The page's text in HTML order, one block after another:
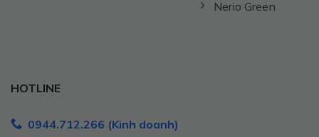
Nerio Green
HOTLINE
0944.712.266 (Kinh doanh)